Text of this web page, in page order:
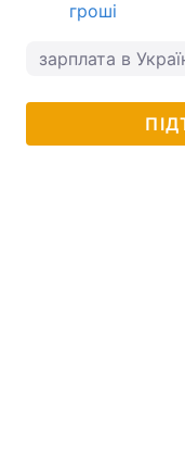
гроші
зарплата в